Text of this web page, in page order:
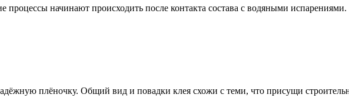
начинают происходить после контакта состава с водяными испарениями.
плёночку. Общий вид и повадки клея схожи с теми, что присущи